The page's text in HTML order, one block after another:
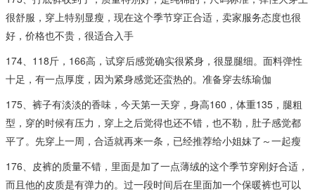
很舒服，穿上特别显瘦，现在这个季节穿正合适，卖家服务态度也很
好，价格也不贵，很适合入手
174、118斤，166高，试穿后感觉确实很紧身，很显腿细。面料弹性
十足，有一点厚度，因为紧身感觉还蛮热的。准备穿去练瑜伽
175、裤子有淡淡的香味，今天第一天穿，身高160，体重135，腿粗
型，穿的时候有压力，穿上之后觉得也还不错，也不勒，肚子感觉都
平了。先穿上一周，合适就再来一条，已经推荐给小姐妹了～一起瘦
176、皮裤的质量不错，里面是加了一点薄绒的这个季节穿刚好合适，
而且他的皮质是有弹力的。过一段时间后在里面加一个保暖裤也可以